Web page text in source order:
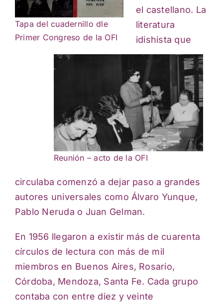
Tapa del cuadernillo dle
Primer Congreso de la OFI
Reunión – acto de la OFI
el castellano. La
literatura
idishista que
circulaba comenzó a dejar paso a grandes
autores universales como Álvaro Yunque,
Pablo Neruda o Juan Gelman.
En 1956 llegaron a existir más de cuarenta
círculos de lectura con más de mil
miembros en Buenos Aires, Rosario,
Córdoba, Mendoza, Santa Fe. Cada grupo
contaba con entre diez y veinte